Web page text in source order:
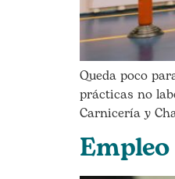
Queda poco
prácticas no
Carnicería y